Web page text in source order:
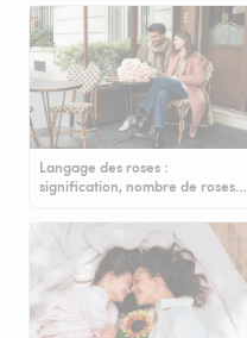
Langage des roses :
signification, nombre de roses…